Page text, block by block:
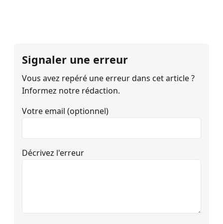
Signaler une erreur
Vous avez repéré une erreur dans cet article ?
Informez notre rédaction.
Votre email (optionnel)
Décrivez l'erreur